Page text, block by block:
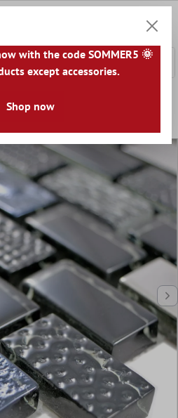
Naturală Plăci De
with the code SOMMER5 🌞
except accessories.
Shop now